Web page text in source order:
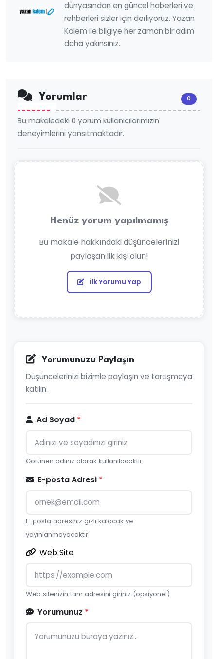
dünyasından en güncel haberleri ve
rehberleri sizler için derliyoruz. Yazan
Kalem ile bilgiye her zaman bir adım
daha yakınsınız.
Yorumlar 0
Bu makaledeki 0 yorum kullanıcılarımızın
deneyimlerini yansıtmaktadır.
Henüz yorum yapılmamış
Bu makale hakkındaki düşüncelerinizi
paylaşan ilk kişi olun!
İlk Yorumu Yap
Yorumunuzu Paylaşın
Düşüncelerinizi bizimle paylaşın ve tartışmaya
katılın.
Ad Soyad *
Görünen adınız olarak kullanılacaktır.
E-posta Adresi *
E-posta adresiniz gizli kalacak ve
yayınlanmayacaktır.
Web Site
Web sitenizin tam adresini giriniz (opsiyonel)
Yorumunuz *